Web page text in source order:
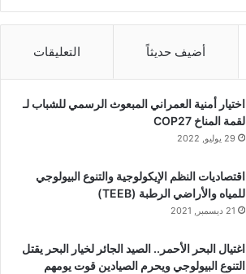
أضيف حديثاً التعليقات
اختيار أمنية العمراني المبعوث الرسمي للشباب لـ
لقمة المناخ COP27
29 يوليو, 2022
اقتصاديات النظم الإيكولوجية والتنوع البيولوجي
للمياه والأراضي الرطبة (TEEB)
21 ديسمبر, 2021
اغتيال البحر الأحمر.. الصيد الجائر لخيار البحر يقتل
التنوع البيولوجي ويحرم الصيادين قوت يومهم